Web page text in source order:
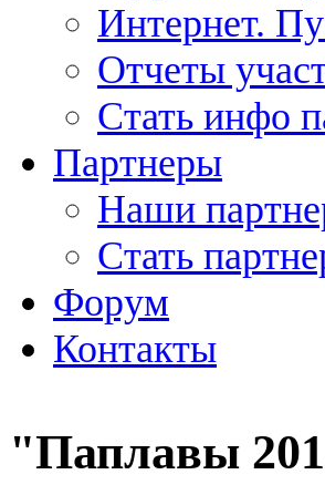
Интернет.
Отчеты
Стать инфо
Партнеры
Наши
Стать
Форум
Контакты
"Паплавы